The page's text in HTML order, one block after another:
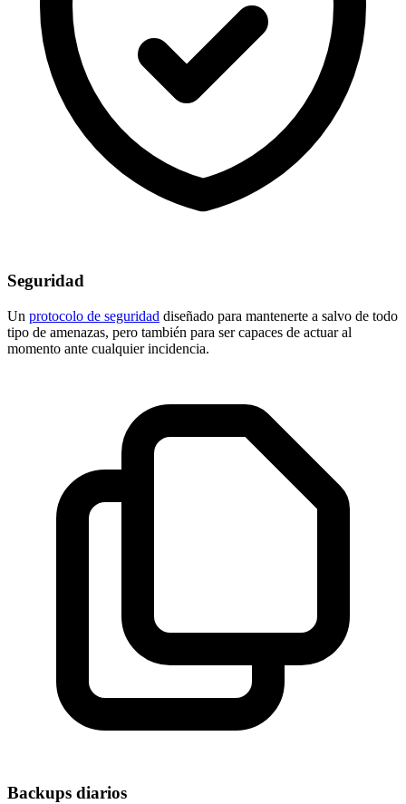
Seguridad
Un protocolo de seguridad diseñado para mantenerte a salvo de todo
tipo de amenazas, pero también para ser capaces de actuar al
momento ante cualquier incidencia.
Backups diarios